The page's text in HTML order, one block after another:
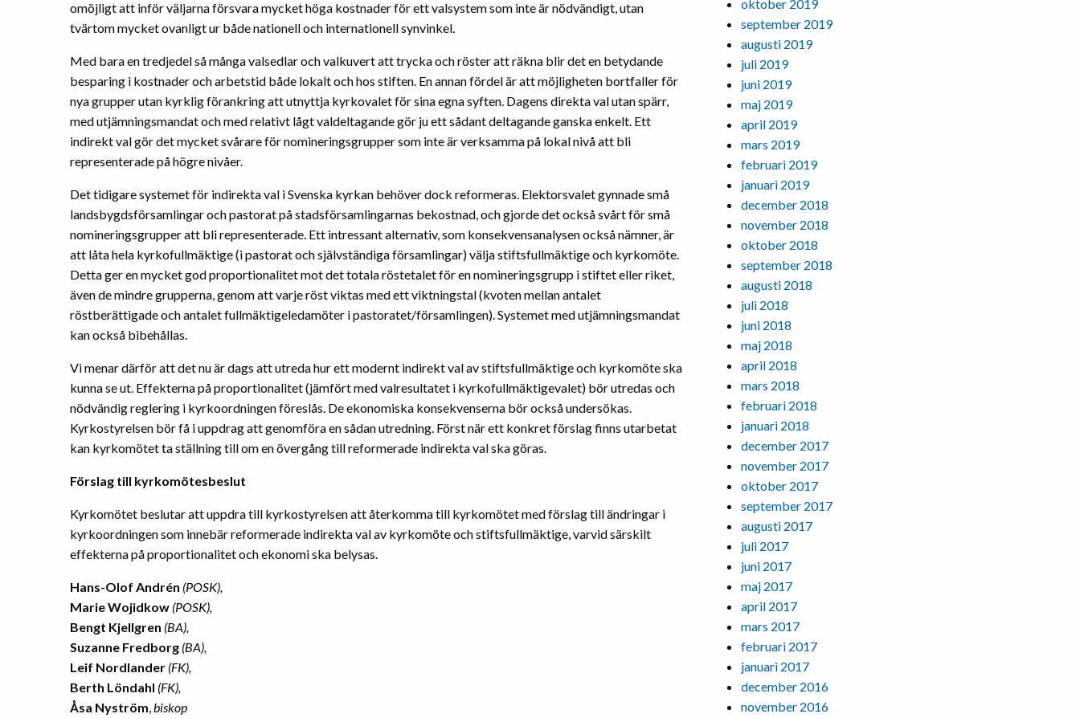
omöjligt att inför väljarna försvara mycket höga kostnader för ett valsystem som inte är nödvändigt, utan
tvärtom mycket ovanligt ur både nationell och internationell synvinkel.
Med bara en tredjedel så många valsedlar och valkuvert att trycka och röster att räkna blir det en betydande
besparing i kostnader och arbetstid både lokalt och hos stiften. En annan fördel är att möjligheten bortfaller för
nya grupper utan kyrklig förankring att utnyttja kyrkovalet för sina egna syften. Dagens direkta val utan spärr,
med utjämningsmandat och med relativt lågt valdeltagande gör ju ett sådant deltagande ganska enkelt. Ett
indirekt val gör det mycket svårare för nomineringsgrupper som inte är verksamma på lokal nivå att bli
representerade på högre nivåer.
Det tidigare systemet för indirekta val i Svenska kyrkan behöver dock reformeras. Elektorsvalet gynnade små
landsbygdsförsamlingar och pastorat på stadsförsamlingarnas bekostnad, och gjorde det också svårt för små
nomineringsgrupper att bli representerade. Ett intressant alternativ, som konsekvensanalysen också nämner, är
att låta hela kyrkofullmäktige (i pastorat och självständiga församlingar) välja stiftsfullmäktige och kyrkomöte.
Detta ger en mycket god proportionalitet mot det totala röstetalet för en nomineringsgrupp i stiftet eller riket,
även de mindre grupperna, genom att varje röst viktas med ett viktningstal (kvoten mellan antalet
röstberättigade och antalet fullmäktigeledamöter i pastoratet/församlingen). Systemet med utjämningsmandat
kan också bibehållas.
Vi menar därför att det nu är dags att utreda hur ett modernt indirekt val av stiftsfullmäktige och kyrkomöte ska
kunna se ut. Effekterna på proportionalitet (jämfört med valresultatet i kyrkofullmäktigevalet) bör utredas och
nödvändig reglering i kyrkoordningen föreslås. De ekonomiska konsekvenserna bör också undersökas.
Kyrkostyrelsen bör få i uppdrag att genomföra en sådan utredning. Först när ett konkret förslag finns utarbetat
kan kyrkomötet ta ställning till om en övergång till reformerade indirekta val ska göras.
Förslag till kyrkomötesbeslut
Kyrkomötet beslutar att uppdra till kyrkostyrelsen att återkomma till kyrkomötet med förslag till ändringar i
kyrkoordningen som innebär reformerade indirekta val av kyrkomöte och stiftsfullmäktige, varvid särskilt
effekterna på proportionalitet och ekonomi ska belysas.
Hans-Olof Andrén (POSK),
Marie Wojidkow (POSK),
Bengt Kjellgren (BA),
Suzanne Fredborg (BA),
Leif Nordlander (FK),
Berth Löndahl (FK),
Åsa Nyström biskop
oktober 2019
september 2019
augusti 2019
juli 2019
juni 2019
maj 2019
april 2019
mars 2019
februari 2019
januari 2019
december 2018
november 2018
oktober 2018
september 2018
augusti 2018
juli 2018
juni 2018
maj 2018
april 2018
mars 2018
februari 2018
januari 2018
december 2017
november 2017
oktober 2017
september 2017
augusti 2017
juli 2017
juni 2017
maj 2017
april 2017
mars 2017
februari 2017
januari 2017
december 2016
november 2016